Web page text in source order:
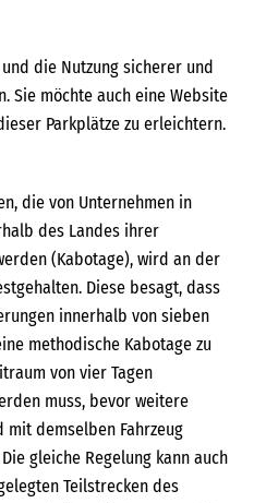
die Nutzung sicherer und
Sie möchte auch eine Website
Parkplätze zu erleichtern.
die von Unternehmen in
des Landes ihrer
(Kabotage), wird an der
Diese besagt, dass
innerhalb von sieben
methodische Kabotage zu
von vier Tagen
muss, bevor weitere
mit demselben Fahrzeug
gleiche Regelung kann auch
Teilstrecken des